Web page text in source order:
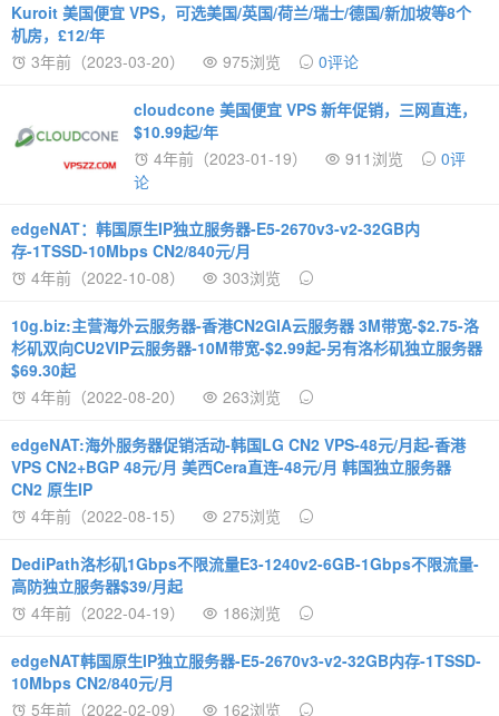
Kuroit 美国便宜 VPS，可选美国/英国/荷兰/瑞士/德国/新加坡等8个
机房，£12/年
3年前（2023-03-20）
975浏览 0评论
cloudcone 美国便宜 VPS 新年促销，三网直连，
$10.99起/年
4年前（2023-01-19）
911浏览
0评
论
edgeNAT：韩国原生IP独立服务器-E5-2670v3-v2-32GB内
存-1TSSD-10Mbps CN2/840元/月
4年前（2022-10-08）
303浏览
10g.biz:主营海外云服务器-香港CN2GIA云服务器 3M带宽-$2.75-洛
杉矶双向CU2VIP云服务器-10M带宽-$2.99起-另有洛杉矶独立服务器
$69.30起
4年前（2022-08-20）
263浏览
edgeNAT:海外服务器促销活动-韩国LG CN2 VPS-48元/月起-香港
VPS CN2+BGP 48元/月 美西Cera直连-48元/月 韩国独立服务器
CN2 原生IP
4年前（2022-08-15）
275浏览
DediPath洛杉矶1Gbps不限流量E3-1240v2-6GB-1Gbps不限流量-
高防独立服务器$39/月起
4年前（2022-04-19）
186浏览
edgeNAT韩国原生IP独立服务器-E5-2670v3-v2-32GB内存-1TSSD-
10Mbps CN2/840元/月
5年前（2022-02-09）
162浏览